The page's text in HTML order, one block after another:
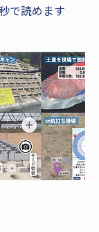
で読めます